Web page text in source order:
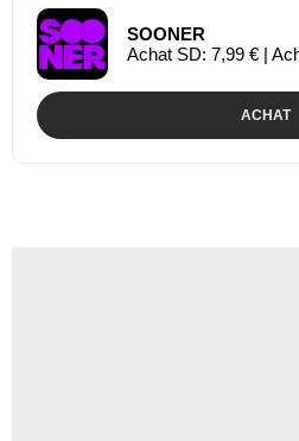
SOONER
Achat SD: 7,99 € |
ACHAT